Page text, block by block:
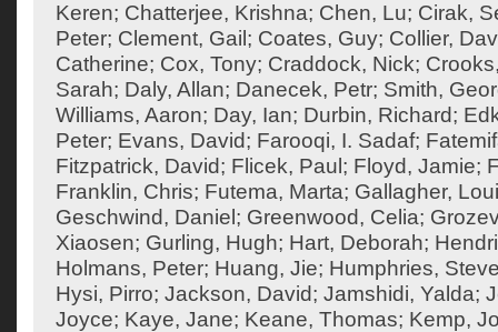
Keren; Chatterjee, Krishna; Chen, Lu; Cirak,
Peter; Clement, Gail ; Coates, Guy; Collier,
Catherine; Cox, Tony; Craddock, Nick;
Sarah; Daly, Allan; Danecek, Petr; Smith,
Williams, Aaron; Day, Ian; Durbin, Richard;
Peter; Evans, David; Farooqi, I. Sadaf;
Fitzpatrick, David; Flicek, Paul ; Floyd, Jamie;
Franklin, Chris; Futema, Marta; Gallagher,
Geschwind, Daniel ; Greenwood, Celia;
Xiaosen; Gurling, Hugh; Hart, Deborah;
Holmans, Peter; Huang, Jie; Humphries,
Hysi, Pirro; Jackson, David; Jamshidi, Yalda;
Joyce; Kaye, Jane; Keane, Thomas; Kemp,